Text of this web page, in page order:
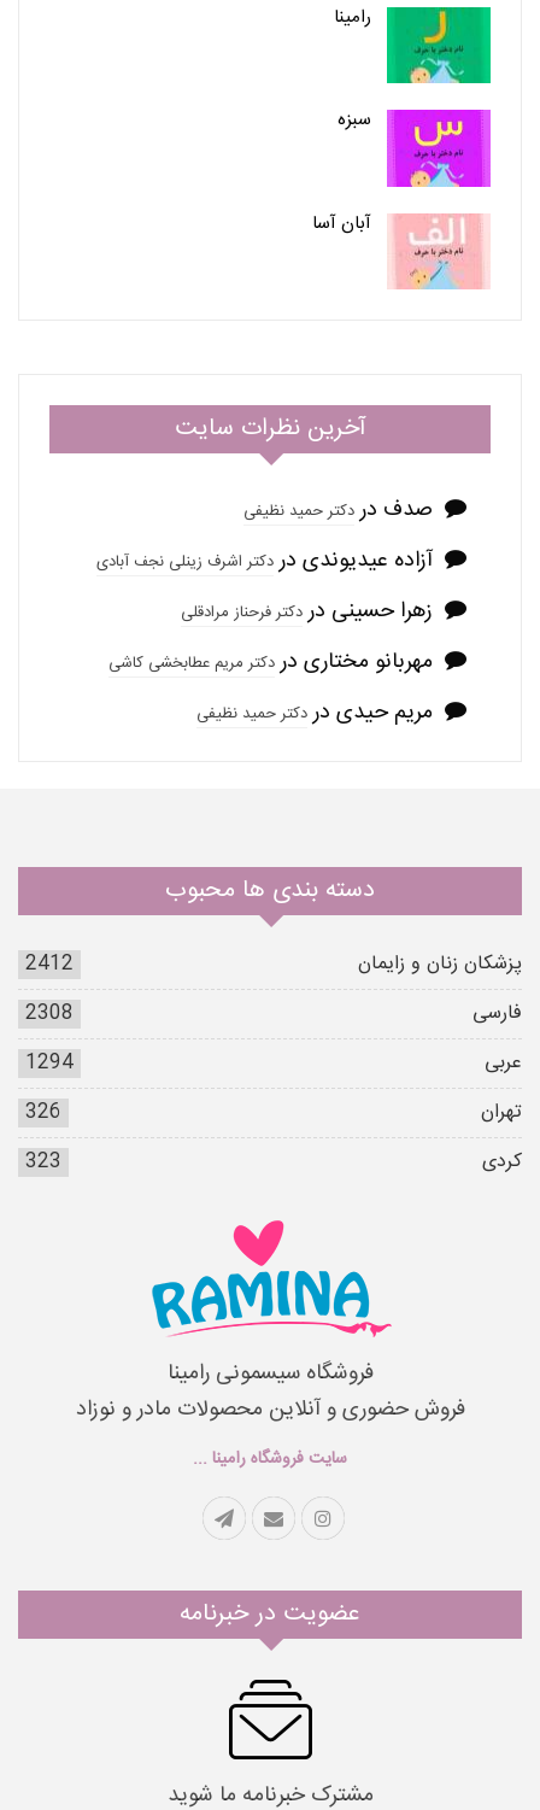
رامینا
سبزه
آبان آسا
آخرین نظرات سایت
صدف دردکتر حمید نظیفی
آزاده عیدیوندی دردکتر اشرف زینلی نجف آبادی
زهرا حسینی دردکتر فرحناز مرادقلی
مهربانو مختاری دردکتر مریم عطابخشی کاشی
مریم حیدی دردکتر حمید نظیفی
دسته بندی ها محبوب
پزشکان زنان و زایمان
2412
فارسی
2308
عربی
1294
تهران
326
کردی
323
فروشگاه سیسمونی رامینا
فروش حضوری و آنلاین محصولات مادر و نوزاد
سایت فروشگاه رامینا ...
عضویت در خبرنامه
مشترک خبرنامه ما شوید